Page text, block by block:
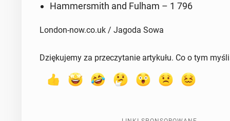
Ham­mer­smith and Fulham – 1 796
London-now.co.uk / Jagoda Sowa
Dziękujemy za przeczytanie artykułu. Co o tym